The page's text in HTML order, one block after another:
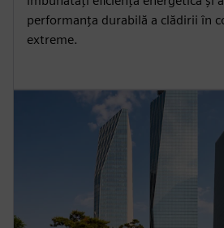
performanța durabilă a clădirii în
extreme.